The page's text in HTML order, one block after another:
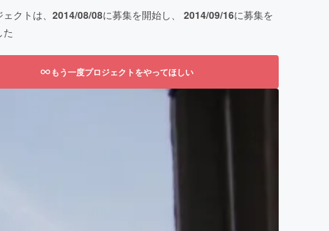
クトは、 2014/08/08に募集を開始し、 2014/09/16に募集を
もう一度プロジェクトをやってほしい